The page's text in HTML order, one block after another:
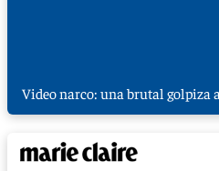
Video narco: una brutal golpiza